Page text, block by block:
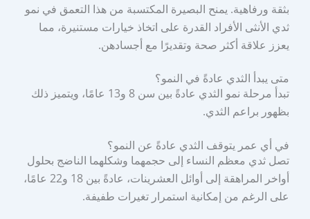
بثقة ورفاهية. يمنح البصيرة المكتسبة من هذا التعمق في نمو
ثدي الأنثى الأفراد القدرة على اتخاذ خيارات مستنيرة، مما
يعزز علاقة أكثر صحة وتقديرًا مع أجسادهن.
متى يبدأ الثدي عادةً في النمو؟
تبدأ مرحلة نمو الثدي عادةً بين سن 8 و13 عامًا، ويتميز ذلك
بظهور براعم الثدي.
في أي عمر يتوقف الثدي عادةً عن النمو؟
تصل ثدي معظم النساء إلى حجمهما وشكلهما الناضج بحلول
أواخر المراهقة إلى أوائل العشرينات، عادةً بين 18 و22 عامًا،
على الرغم من إمكانية استمرار تغيرات طفيفة.